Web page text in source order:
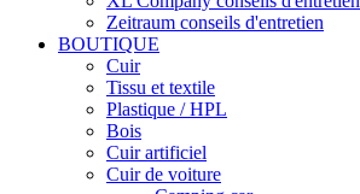
Zeitraum conseils d'entretien
BOUTIQUE
Cuir
Tissu et textile
Plastique / HPL
Bois
Cuir artificiel
Cuir de voiture